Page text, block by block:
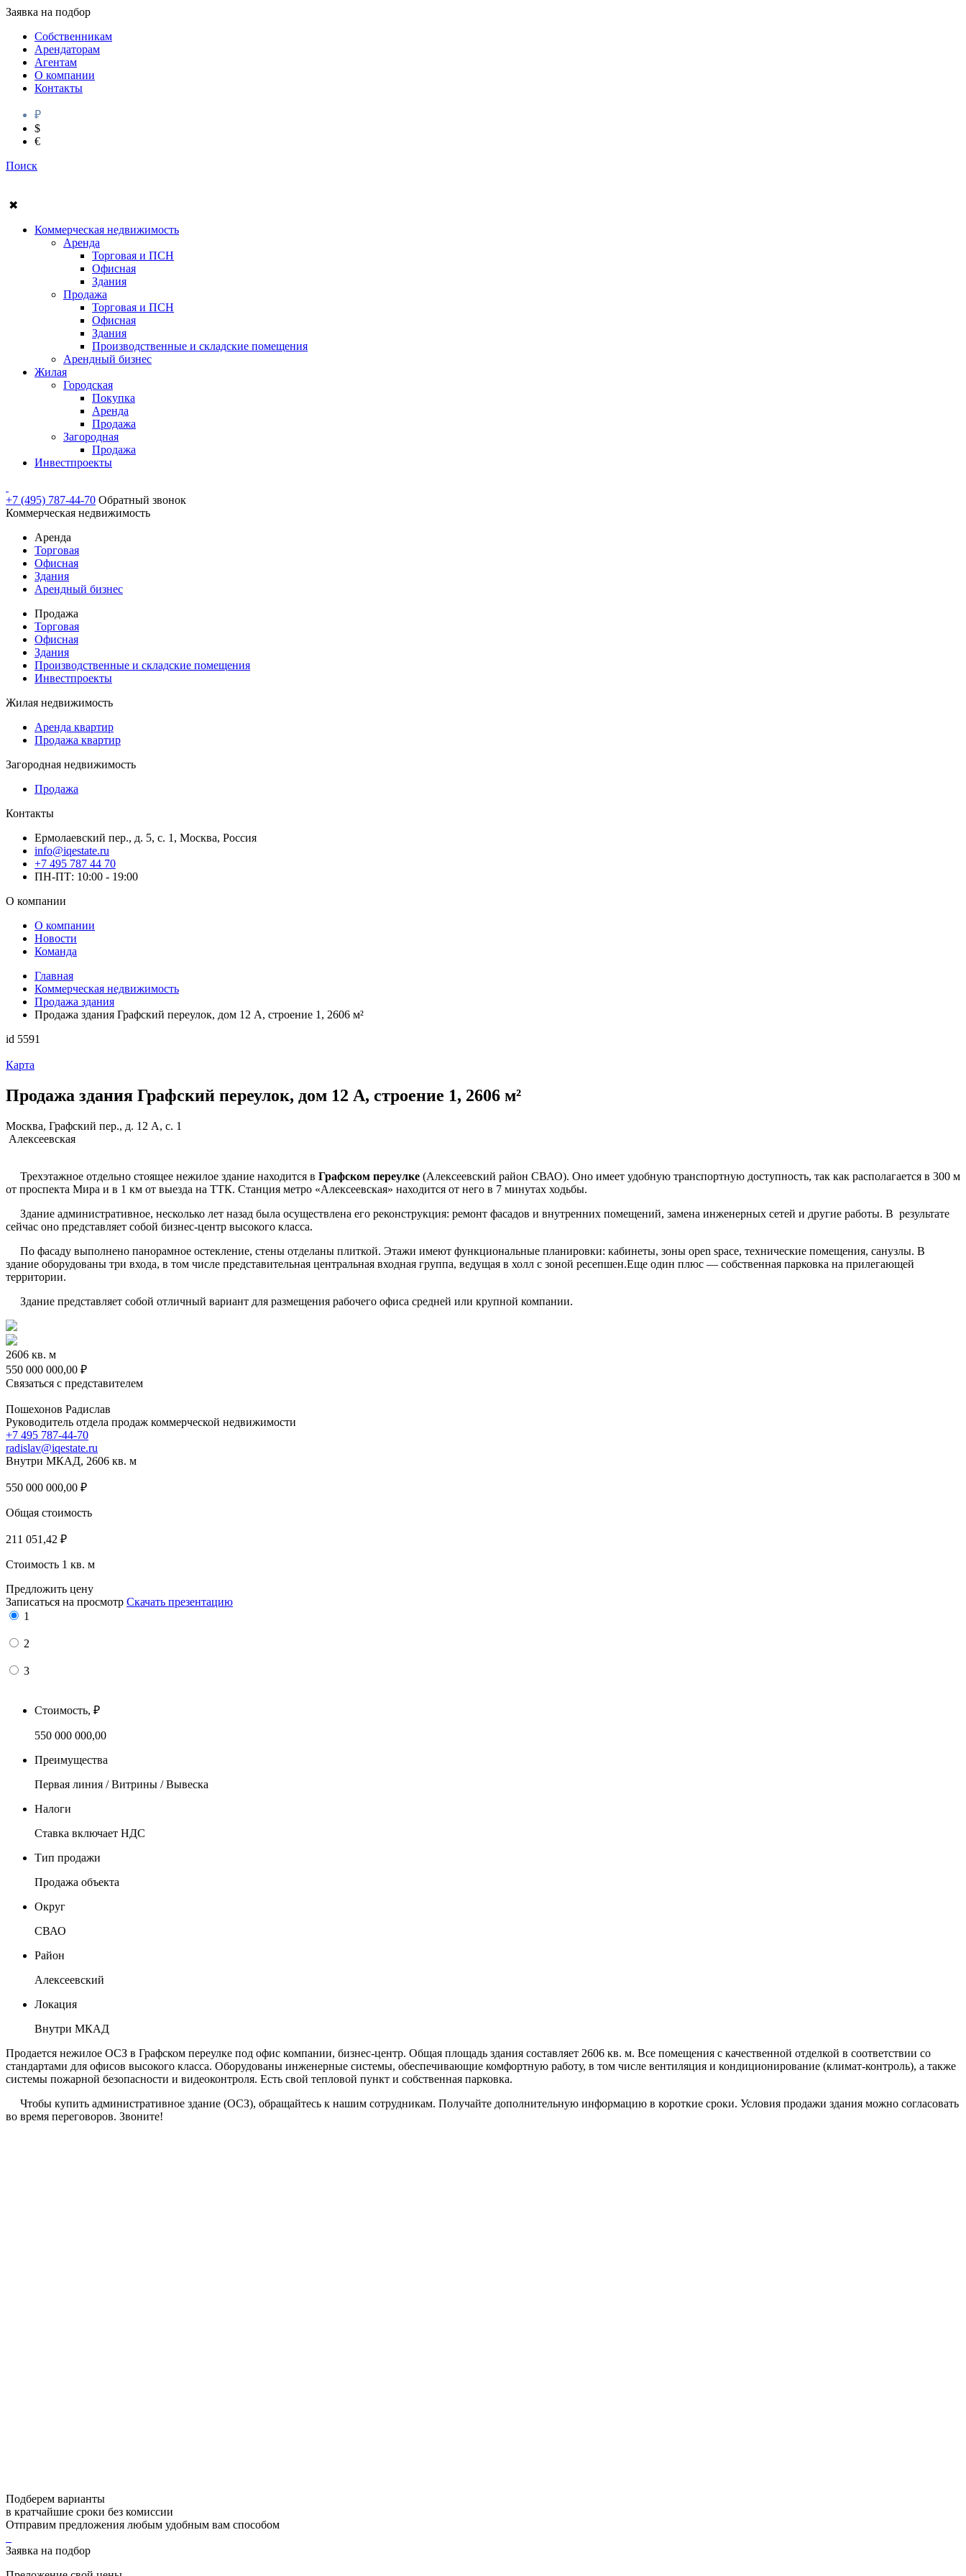
Заявка на подбор
Собственникам
Арендаторам
Агентам
О компании
Контакты
₽
$
€
Поиск
✖
Коммерческая недвижимость
Аренда
Торговая и ПСН
Офисная
Здания
Продажа
Торговая и ПСН
Офисная
Здания
Производственные и складские помещения
Арендный бизнес
Жилая
Городская
Покупка
Аренда
Продажа
Загородная
Продажа
Инвестпроекты
+7 (495) 787-44-70 Обратный звонок
Коммерческая недвижимость
Аренда
Торговая
Офисная
Здания
Арендный бизнес
Продажа
Торговая
Офисная
Здания
Производственные и складские помещения
Инвестпроекты
Жилая недвижимость
Аренда квартир
Продажа квартир
Загородная недвижимость
Продажа
Контакты
Ермолаевский пер., д. 5, с. 1, Москва, Россия
info@iqestate.ru
+7 495 787 44 70
ПН-ПТ: 10:00 - 19:00
О компании
О компании
Новости
Команда
Главная
Коммерческая недвижимость
Продажа здания
Продажа здания Графский переулок, дом 12 А, строение 1, 2606 м²
id 5591
Карта
Продажа здания Графский переулок, дом 12 А, строение 1, 2606 м²
Москва, Графский пер., д. 12 А, с. 1
Алексеевская
Трехэтажное отдельно стоящее нежилое здание находится в Графском переулке (Алексеевский район СВАО). Оно имеет удобную транспортную доступность, так как располагается в 300 м
от проспекта Мира и в 1 км от выезда на ТТК. Станция метро «Алексеевская» находится от него в 7 минутах ходьбы.
Здание административное, несколько лет назад была осуществлена его реконструкция: ремонт фасадов и внутренних помещений, замена инженерных сетей и другие работы. В результате
сейчас оно представляет собой бизнес-центр высокого класса.
По фасаду выполнено панорамное остекление, стены отделаны плиткой. Этажи имеют функциональные планировки: кабинеты, зоны open space, технические помещения, санузлы. В
здание оборудованы три входа, в том числе представительная центральная входная группа, ведущая в холл с зоной ресепшен.Еще один плюс — собственная парковка на прилегающей
территории.
Здание представляет собой отличный вариант для размещения рабочего офиса средней или крупной компании.
2606 кв. м
550 000 000,00 ₽
Связаться с представителем
Пошехонов Радислав
Руководитель отдела продаж коммерческой недвижимости
+7 495 787-44-70
radislav@iqestate.ru
Внутри МКАД, 2606 кв. м
550 000 000,00 ₽
Общая стоимость
211 051,42 ₽
Стоимость 1 кв. м
Предложить цену
Записаться на просмотр Скачать презентацию
1
2
3
Стоимость, ₽
550 000 000,00
Преимущества
Первая линия / Витрины / Вывеска
Налоги
Ставка включает НДС
Тип продажи
Продажа объекта
Округ
СВАО
Район
Алексеевский
Локация
Внутри МКАД
Продается нежилое ОСЗ в Графском переулке под офис компании, бизнес-центр. Общая площадь здания составляет 2606 кв. м. Все помещения с качественной отделкой в соответствии со
стандартами для офисов высокого класса. Оборудованы инженерные системы, обеспечивающие комфортную работу, в том числе вентиляция и кондиционирование (климат-контроль), а также
системы пожарной безопасности и видеоконтроля. Есть свой тепловой пункт и собственная парковка.
Чтобы купить административное здание (ОСЗ), обращайтесь к нашим сотрудникам. Получайте дополнительную информацию в короткие сроки. Условия продажи здания можно согласовать
во время переговоров. Звоните!
Подберем варианты
в кратчайшие сроки без комиссии
Отправим предложения любым удобным вам способом
Заявка на подбор